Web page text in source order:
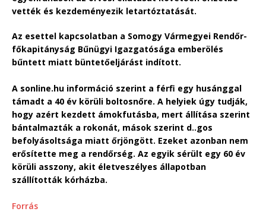
vették és kezdeményezik letartóztatását.
Az esettel kapcsolatban a Somogy Vármegyei Rendőr-
főkapitányság Bűnügyi Igazgatósága emberölés
bűntett miatt büntetőeljárást indított.
A sonline.hu információ szerint a férfi egy husánggal
támadt a 40 év körüli boltosnőre. A helyiek úgy tudják,
hogy azért kezdett ámokfutásba, mert állítása szerint
bántalmazták a rokonát, mások szerint d..gos
befolyásoltsága miatt őrjöngött. Ezeket azonban nem
erősítette meg a rendőrség. Az egyik sérült egy 60 év
körüli asszony, akit életveszélyes állapotban
szállították kórházba.
Forrás